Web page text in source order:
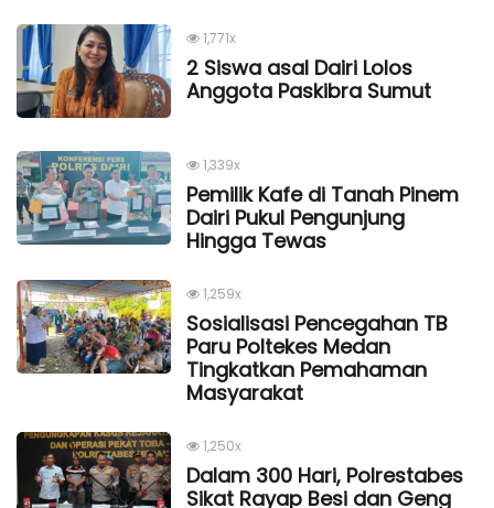
1,771x
2 Siswa asal Dairi Lolos
Anggota Paskibra Sumut
1,339x
Pemilik Kafe di Tanah Pinem
Dairi Pukul Pengunjung
Hingga Tewas
1,259x
Sosialisasi Pencegahan TB
Paru Poltekes Medan
Tingkatkan Pemahaman
Masyarakat
1,250x
Dalam 300 Hari, Polrestabes
Sikat Rayap Besi dan Geng